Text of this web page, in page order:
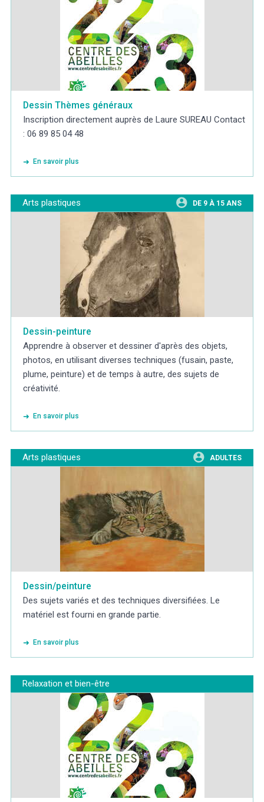
Dessin Thèmes généraux
Inscription directement auprès de Laure SUREAU Contact
: 06 89 85 04 48
En savoir plus
Arts plastiques DE 9 À 15 ANS
Dessin-peinture
Apprendre à observer et dessiner d'après des objets,
photos, en utilisant diverses techniques (fusain, paste,
plume, peinture) et de temps à autre, des sujets de
créativité.
En savoir plus
Arts plastiques ADULTES
Dessin/peinture
Des sujets variés et des techniques diversifiées. Le
matériel est fourni en grande partie.
En savoir plus
Relaxation et bien-être